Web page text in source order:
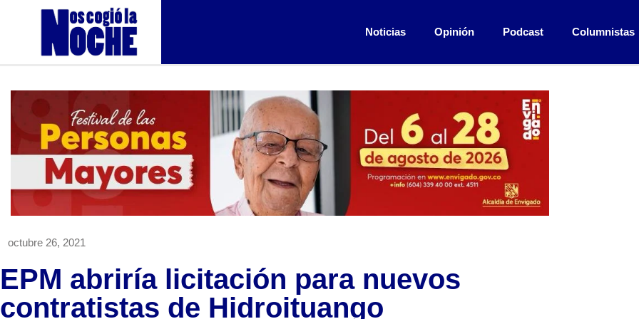
Noticias Opinión Podcast Columnistas
octubre 26, 2021
EPM abriría licitación para nuevos
contratistas de Hidroituango